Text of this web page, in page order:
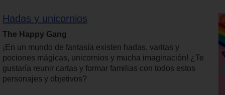
Hadas y unicornios
The Happy Gang
¡En un mundo de fantasía existen hadas, varitas y
pociones mágicas, unicornios y mucha imaginación! ¿Te
gustaría reunir cartas y formar familias con todos estos
personajes y objetivos?